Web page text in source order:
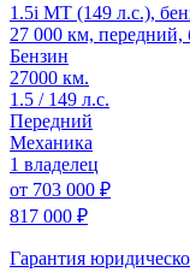
1.5i MT (149 л.с.),
27 000 км, передний,
Бензин
27000 км.
1.5 / 149 л.с.
Передний
Механика
1 владелец
от 703 000 ₽
817 000 ₽
Гарантия